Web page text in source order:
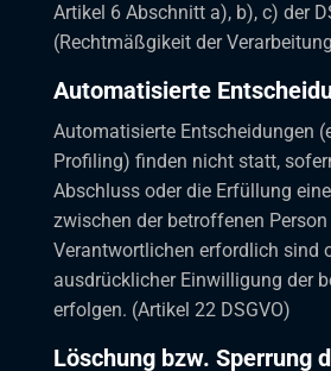
Artikel 6 Abschnitt a), b), c) der
(Rechtmäßgikeit der
Automatisierte
Automatisierte Entscheidungen
Profiling) finden nicht statt,
Abschluss oder die Erfüllung
zwischen der betroffenen
Verantwortlichen erfordlich sind
ausdrücklicher Einwilligung der
erfolgen. (Artikel 22 DSGVO)
Löschung bzw. Sperrung